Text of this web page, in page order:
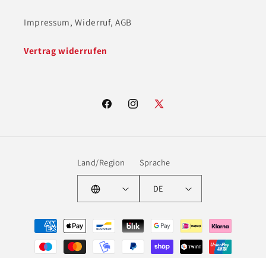
Impressum, Widerruf, AGB
Vertrag widerrufen
FacebookInstagram
X
Land/Region Sprache
DE
Zahlungsmethoden